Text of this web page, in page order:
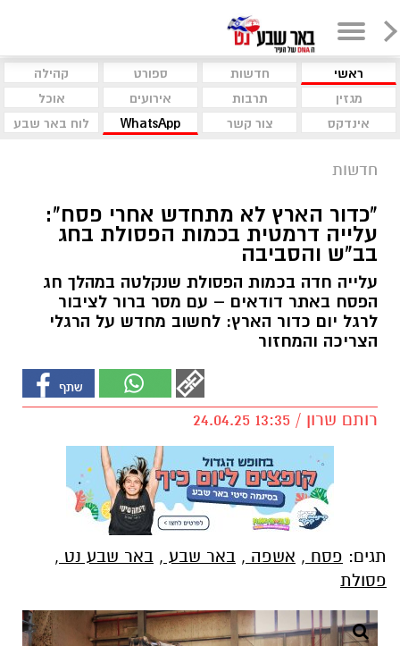
ראשי חדשות ספורט
קהילה
מגזין
תרבות אירועים
אוכל
אינדקס
צור קשר WhatsApp לוח באר שבע
חדשות
"כדור הארץ לא מתחדש אחרי פסח":
עלייה דרמטית בכמות הפסולת בחג
בב"ש והסביבה
עלייה חדה בכמות הפסולת שנקלטה במהלך חג
הפסח באתר דודאים – עם מסר ברור לציבור
לרגל יום כדור הארץ: לחשוב מחדש על הרגלי
הצריכה והמחזור
רותם שרון / 13:35 24.04.25
תגים: פסח , אשפה , באר שבע , באר שבע נט ,
פסולת